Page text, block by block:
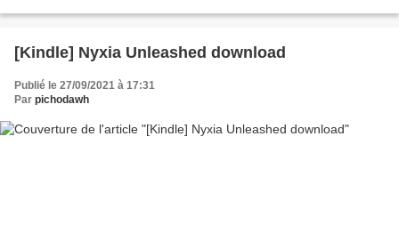
[Kindle] Nyxia Unleashed download
Publié le 27/09/2021 à 17:31
Par pichodawh